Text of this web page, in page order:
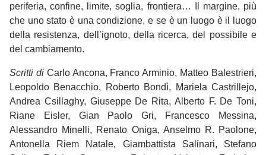
periferia, confine, limite, soglia, frontiera… Il margine, più
che uno stato è una condizione, e se è un luogo è il luogo
della resistenza, dell’ignoto, della ricerca, del possibile e
del cambiamento.
Scritti diCarlo Ancona, Franco Arminio, Matteo Balestrieri,
Leopoldo Benacchio, Roberto Bondì, Mariela Castrillejo,
Andrea Csillaghy, Giuseppe De Rita, Alberto F. De Toni,
Riane Eisler, Gian Paolo Gri, Francesco Messina,
Alessandro Minelli, Renato Oniga, Anselmo R. Paolone,
Antonella Riem Natale, Giambattista Salinari, Stefano